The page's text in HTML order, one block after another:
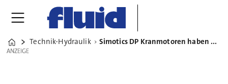
Home
Technik-Hydraulik Simotics DP Kranmotoren haben Wirkungsgradklasse IES1/IES2
ANZEIGE
ANZEIGE